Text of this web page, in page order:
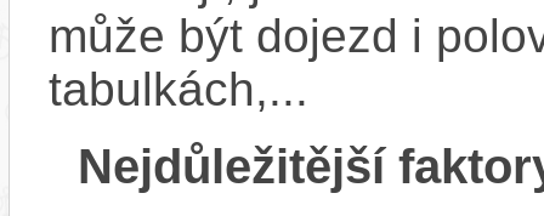
může být dojezd i
tabulkách,...
Nejdůležitější